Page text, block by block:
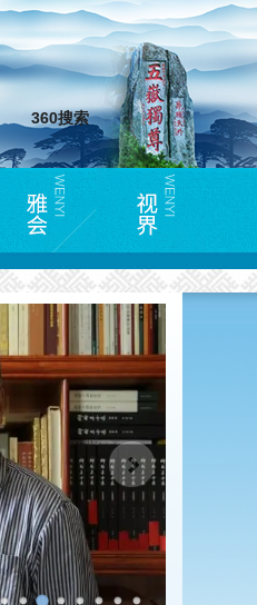
360搜索